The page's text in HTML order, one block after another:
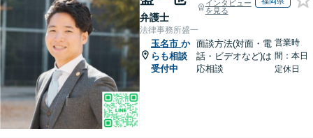
弁護士
インタビュー
を見る
法律事務所盛一
玉名市 か
らも相談
受付中
面談方法(対面・電
話・ビデオなど)は
応相談
営業時
間：本日
定休日